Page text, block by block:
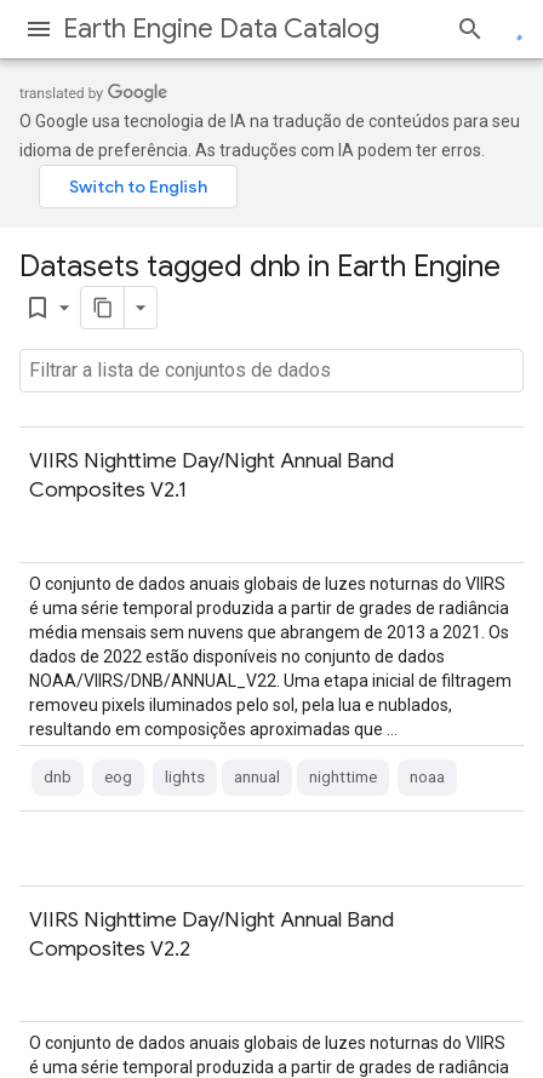
Earth Engine Data Catalog
O Google usa tecnologia de IA na tradução de conteúdos para seu
idioma de preferência. As traduções com IA podem ter erros.
Datasets tagged dnb in Earth Engine
bookmark_border
VIIRS Nighttime Day/Night Annual Band
Composites V2.1
O conjunto de dados anuais globais de luzes noturnas do VIIRS
é uma série temporal produzida a partir de grades de radiância
média mensais sem nuvens que abrangem de 2013 a 2021. Os
dados de 2022 estão disponíveis no conjunto de dados
NOAA/VIIRS/DNB/ANNUAL_V22. Uma etapa inicial de filtragem
removeu pixels iluminados pelo sol, pela lua e nublados,
resultando em composições aproximadas que …
dnb eog lights annual nighttime noaa
VIIRS Nighttime Day/Night Annual Band
Composites V2.2
O conjunto de dados anuais globais de luzes noturnas do VIIRS
é uma série temporal produzida a partir de grades de radiância